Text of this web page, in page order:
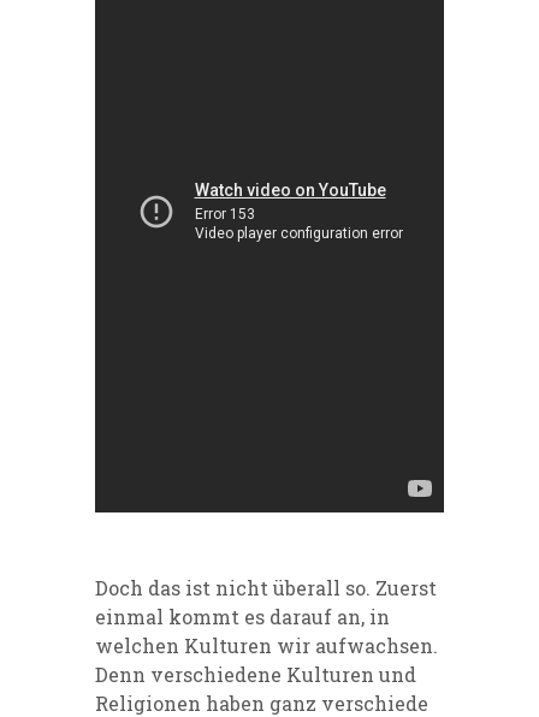
Doch das ist nicht überall so. Zuerst
einmal kommt es darauf an, in
welchen Kulturen wir aufwachsen.
Denn verschiedene Kulturen und
Religionen haben ganz verschiede